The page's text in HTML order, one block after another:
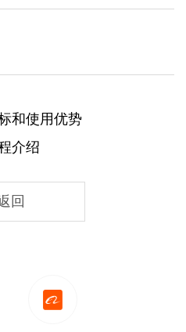
和使用优势
介绍
回